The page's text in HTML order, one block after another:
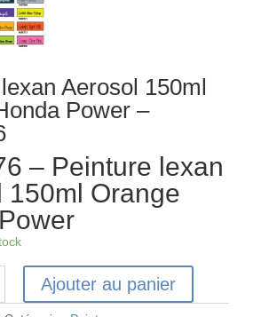
Aerosol 150ml
Power –
– Peinture lexan
150ml Orange
Ajouter au panier